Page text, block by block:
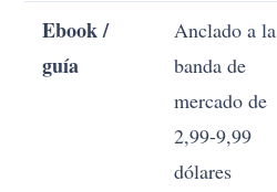
Ebook /
guía
Anclado a la
banda de
mercado de
2,99-9,99
dólares